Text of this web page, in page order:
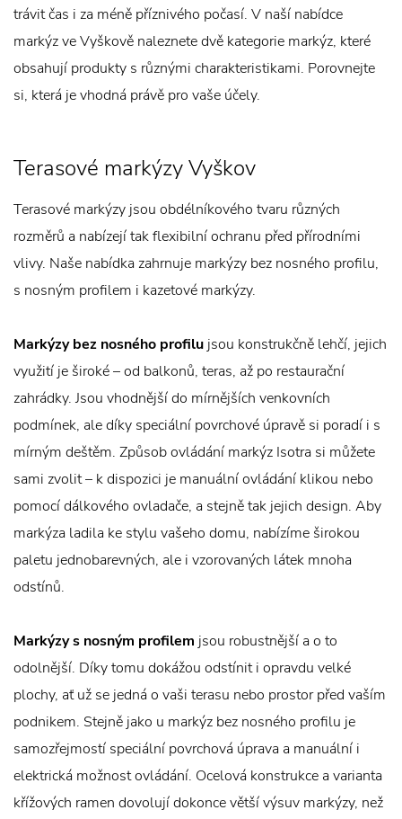
trávit čas i za méně příznivého počasí. V naší nabídce
markýz ve Vyškově naleznete dvě kategorie markýz, které
obsahují produkty s různými charakteristikami. Porovnejte
si, která je vhodná právě pro vaše účely.
Terasové markýzy Vyškov
Terasové markýzy jsou obdélníkového tvaru různých
rozměrů a nabízejí tak flexibilní ochranu před přírodními
vlivy. Naše nabídka zahrnuje markýzy bez nosného profilu,
s nosným profilem i kazetové markýzy.
Markýzy bez nosného profilu jsou konstrukčně lehčí, jejich
využití je široké – od balkonů, teras, až po restaurační
zahrádky. Jsou vhodnější do mírnějších venkovních
podmínek, ale díky speciální povrchové úpravě si poradí i s
mírným deštěm. Způsob ovládání markýz Isotra si můžete
sami zvolit – k dispozici je manuální ovládání klikou nebo
pomocí dálkového ovladače, a stejně tak jejich design. Aby
markýza ladila ke stylu vašeho domu, nabízíme širokou
paletu jednobarevných, ale i vzorovaných látek mnoha
odstínů.
Markýzy s nosným profilem jsou robustnější a o to
odolnější. Díky tomu dokážou odstínit i opravdu velké
plochy, ať už se jedná o vaši terasu nebo prostor před vaším
podnikem. Stejně jako u markýz bez nosného profilu je
samozřejmostí speciální povrchová úprava a manuální i
elektrická možnost ovládání. Ocelová konstrukce a varianta
křížových ramen dovolují dokonce větší výsuv markýzy, než